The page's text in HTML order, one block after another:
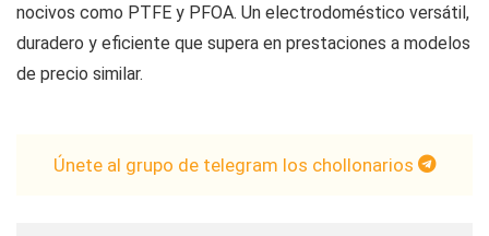
nocivos como PTFE y PFOA. Un electrodoméstico versátil,
duradero y eficiente que supera en prestaciones a modelos
de precio similar.
Únete al grupo de telegram los chollonarios